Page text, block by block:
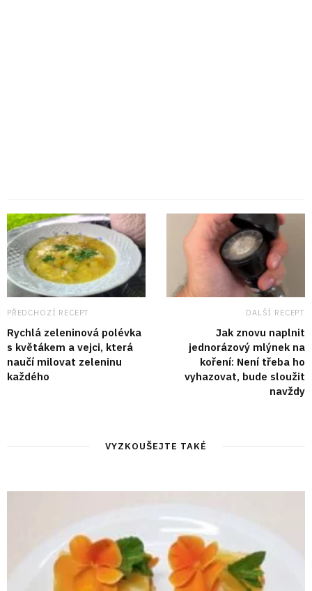
PŘEDCHOZÍ RECEPT
Rychlá zeleninová polévka
s květákem a vejci, která
naučí milovat zeleninu
každého
DALŠÍ RECEPT
Jak znovu naplnit
jednorázový mlýnek na
koření: Není třeba ho
vyhazovat, bude sloužit
navždy
VYZKOUŠEJTE TAKÉ